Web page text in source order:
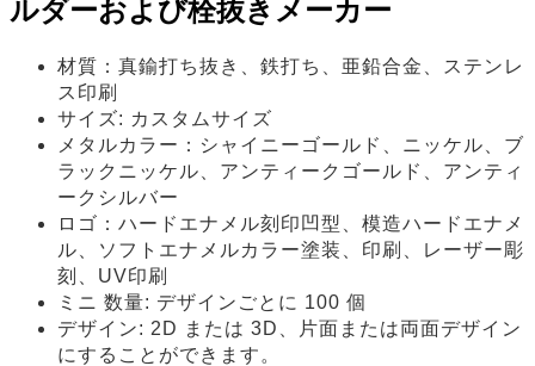
ルダーおよび栓抜きメーカー
材質：真鍮打ち抜き、鉄打ち、亜鉛合金、ステンレ
ス印刷
サイズ: カスタムサイズ
メタルカラー：シャイニーゴールド、ニッケル、ブ
ラックニッケル、アンティークゴールド、アンティ
ークシルバー
ロゴ：ハードエナメル刻印凹型、模造ハードエナメ
ル、ソフトエナメルカラー塗装、印刷、レーザー彫
刻、UV印刷
ミニ 数量: デザインごとに 100 個
デザイン: 2D または 3D、片面または両面デザイン
にすることができます。